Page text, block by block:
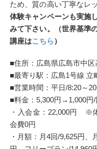
ため、質の高い丁寧なレ
体験キャンペーンも実施
みて下さい。（世界基準
講座はこちら）
■住所：広島県広島市中
■最寄り駅：広島1号線 立
■営業時間：平日/8:20～
■料金：5,300円→1,000
・入会金：22,000円 ※
会費0円
・月額：月4回/9,625円、